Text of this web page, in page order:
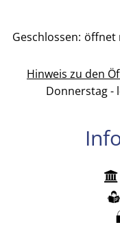
Klicken, um weitere
Geschlossen: öffnet
Hinweis zu den
Donnerstag -